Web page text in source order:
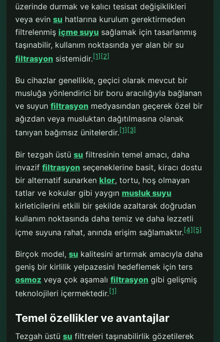
üzerinde durmak ve kalıcı tesisat değişiklikleri
veya evin su hatlarına kurulum gerektirmeden
filtrelenmiş içme suyu sağlamak için tasarlanmış
taşınabilir, kullanım noktasında yer alan bir su
filtrasyon sistemidir.[1] [2]
Bu cihazlar genellikle, geçici olarak mevcut bir
musluğa yönlendirici bir boru aracılığıyla bağlanan
ve suyun filtrasyon medyasından geçerek özel bir
ağızdan veya musluktan dağıtılmasına olanak
tanıyan bağımsız ünitelerdir.[1] [3]
Bir tezgah üstü su filtresinin temel amacı, daha
invazif filtrasyon seçeneklerine basit, kiracı dostu
bir alternatif sunarken klor, tortu, hoş olmayan
tatlar ve kokular gibi yaygın musluk suyu
kirleticilerini etkili bir şekilde azaltarak doğrudan
kullanım noktasında daha temiz ve daha lezzetli
içme suyuna rahat, anında erişim sağlamaktır.[4] [5]
Birçok model, su kalitesini artırmak amacıyla daha
geniş bir kirlilik yelpazesini hedeflemek için ters
osmoz veya çok aşamalı filtrasyon gibi gelişmiş
teknolojileri içermektedir.[1]
Temel özellikler ve avantajlar
Tezgah üstü su filtreleri taşınabilirlik gözetilerek